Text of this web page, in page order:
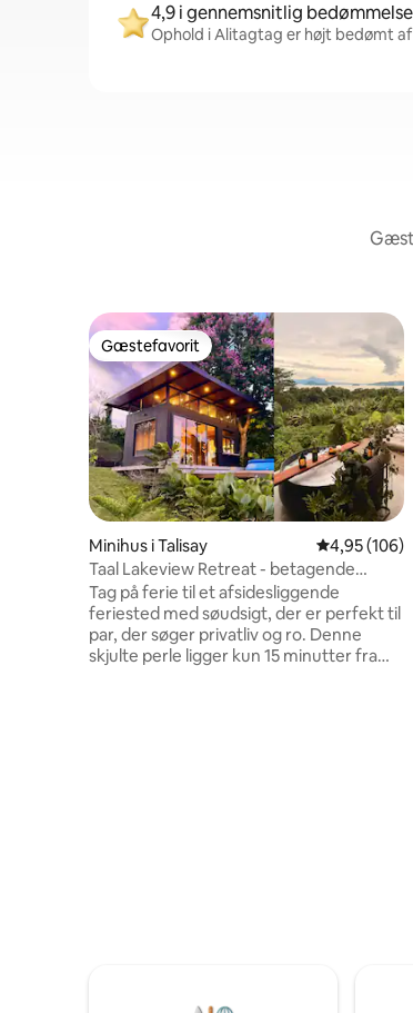
4,9 i gennemsnitlig bedømmelse
Ophold i Alitagtag er højt bedømt
Gæstefavorit
Gæstefavorit
Minihus i Talisay 4,95 ud af 5
4,95 (106)
Taal Lakeview Retreat - betagende
panoramaudsigt
Tag på ferie til et afsidesliggende
feriested med søudsigt, der er perfekt til
par, der søger privatliv og ro. Denne
skjulte perle ligger kun 15 minutter fra